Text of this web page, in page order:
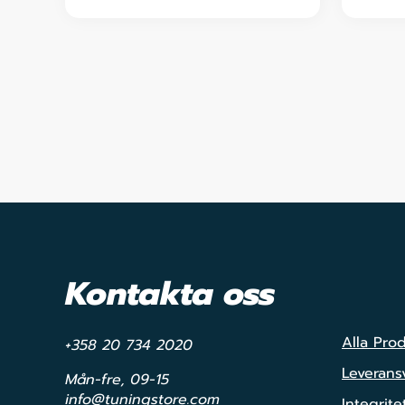
Kontakta oss
+358 20 734 2020
Mån-fre, 09-15
info@tuningstore.com
Alla